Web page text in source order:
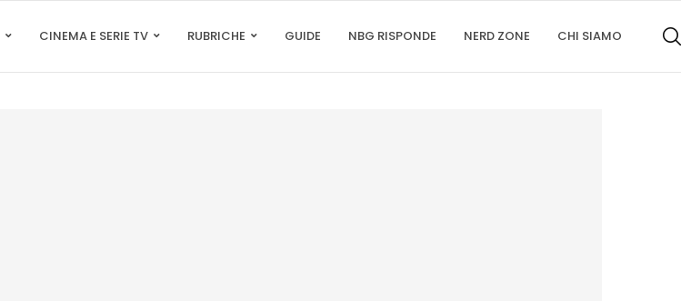
CINEMA E SERIE TV RUBRICHE GUIDE NBG RISPONDE NERD ZONE CHI SIAMO